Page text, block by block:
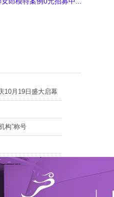
10月19日盛大启幕
构”称号